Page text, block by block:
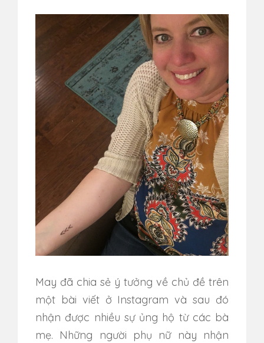
May đã chia sẻ ý tưởng về chủ đề trên
một bài viết ở Instagram và sau đó
nhận được nhiều sự ủng hộ từ các bà
mẹ. Những người phụ nữ này nhận